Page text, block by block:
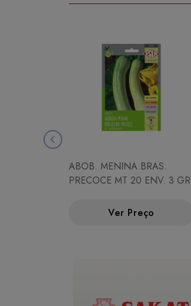
ABOB. MENINA BRAS.
PRECOCE MT 20 ENV. 3 GR
Ver Preço